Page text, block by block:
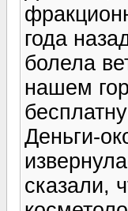
года
болела
нашем
Деньги-
сказали,